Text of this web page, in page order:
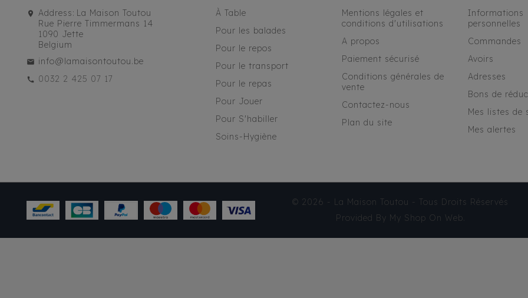
Address: La Maison Toutou
Rue Pierre Timmermans 14
1090 Jette
Belgium
info@lamaisontoutou.be
0032 2 425 07 17
À Table
Pour les balades
Pour le repos
Pour le transport
Pour le repas
Pour Jouer
Pour S'habiller
Soins-Hygiène
Mentions légales et
conditions d'utilisations
A propos
Paiement sécurisé
Conditions générales de
vente
Contactez-nous
Plan du site
Informations
personnelles
Commandes
Avoirs
Adresses
Bons de
Mes listes de
Mes alertes
© 2026 - La Maison Toutou - Tous Droits Réservés
Provided By My Shop On Web